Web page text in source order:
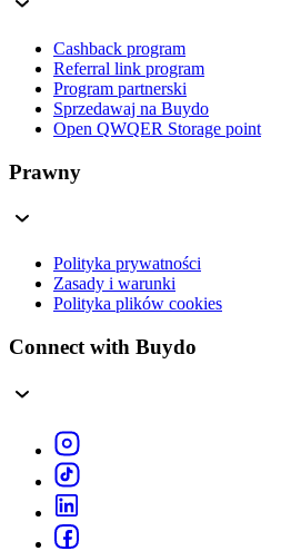
Cashback program
Referral link program
Program partnerski
Sprzedawaj na Buydo
Open QWQER Storage point
Prawny
Polityka prywatności
Zasady i warunki
Polityka plików cookies
Connect with Buydo